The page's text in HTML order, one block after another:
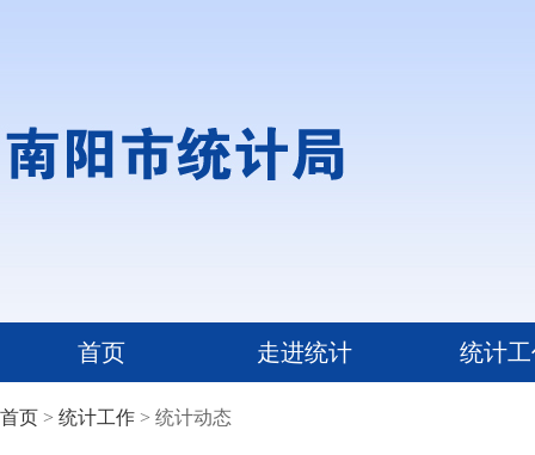
首页 走进统计 统计
首页 > 统计工作 > 统计动态